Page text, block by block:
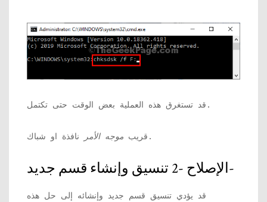
قد تستغرق هذه العملية بعض الوقت حتى تكتمل.
قريب موجه الأمر نافذة او شباك.
الإصلاح -2 تنسيق وإنشاء قسم جديد-
قد يؤدي تنسيق قسم جديد وإنشائه إلى حل هذه